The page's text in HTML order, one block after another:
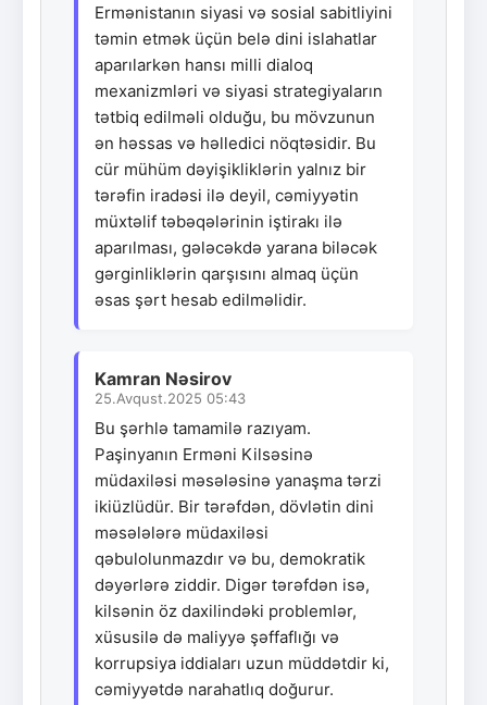
Ermənistanın siyasi və sosial sabitliyini
təmin etmək üçün belə dini islahatlar
aparılarkən hansı milli dialoq
mexanizmləri və siyasi strategiyaların
tətbiq edilməli olduğu, bu mövzunun
ən həssas və həlledici nöqtəsidir. Bu
cür mühüm dəyişikliklərin yalnız bir
tərəfin iradəsi ilə deyil, cəmiyyətin
müxtəlif təbəqələrinin iştirakı ilə
aparılması, gələcəkdə yarana biləcək
gərginliklərin qarşısını almaq üçün
əsas şərt hesab edilməlidir.
Kamran Nəsirov
25.Avqust.2025 05:43
Bu şərhlə tamamilə razıyam.
Paşinyanın Erməni Kilsəsinə
müdaxiləsi məsələsinə yanaşma tərzi
ikiüzlüdür. Bir tərəfdən, dövlətin dini
məsələlərə müdaxiləsi
qəbulolunmazdır və bu, demokratik
dəyərlərə ziddir. Digər tərəfdən isə,
kilsənin öz daxilindəki problemlər,
xüsusilə də maliyyə şəffaflığı və
korrupsiya iddiaları uzun müddətdir ki,
cəmiyyətdə narahatlıq doğurur.